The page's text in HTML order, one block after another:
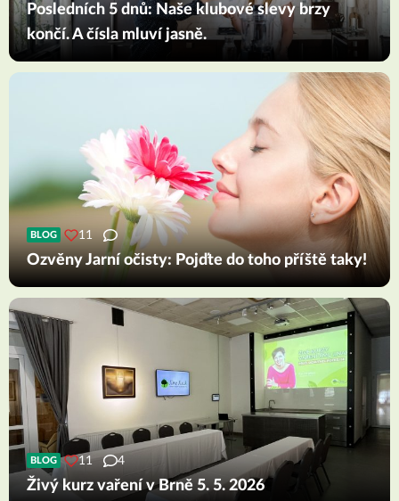
Posledních 5 dnů: Naše klubové slevy brzy
končí. A čísla mluví jasně.
BLOG 11
Ozvěny Jarní očisty: Pojďte do toho příště taky!
BLOG 11 4
Živý kurz vaření v Brně 5. 5. 2026